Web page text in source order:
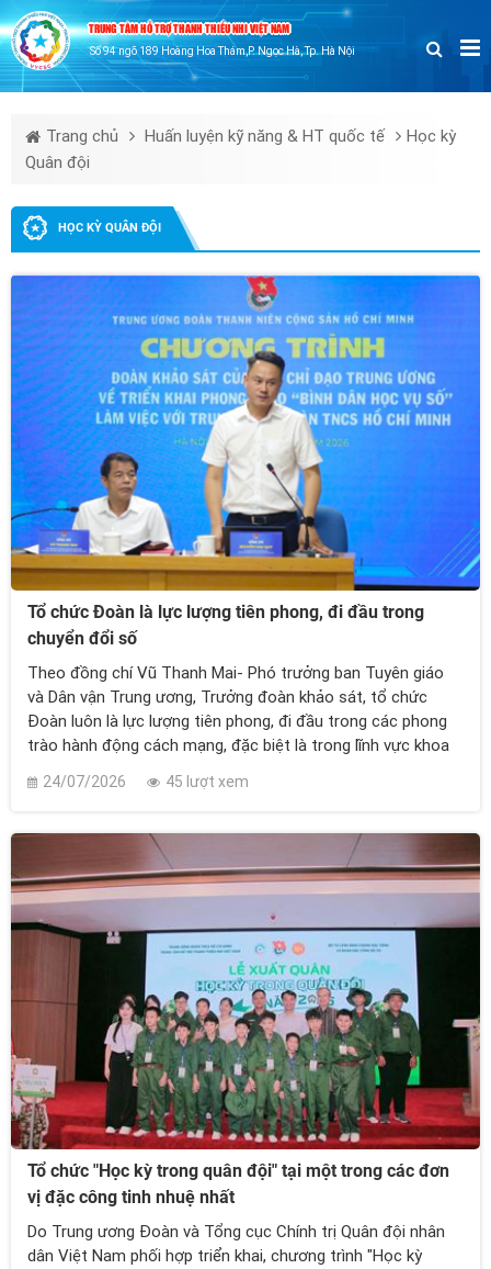
TRUNG TÂM HỖ TRỢ THANH THIẾU NHI VIỆT NAM
Số 94 ngõ 189 Hoàng Hoa Thám,P. Ngọc Hà, Tp. Hà Nội
Trang chủ Huấn luyện kỹ năng & HT quốc tế
Học kỳ
Quân đội
HỌC KỲ QUÂN ĐỘI
Tổ chức Đoàn là lực lượng tiên phong, đi đầu trong
chuyển đổi số
Theo đồng chí Vũ Thanh Mai- Phó trưởng ban Tuyên giáo
và Dân vận Trung ương, Trưởng đoàn khảo sát, tổ chức
Đoàn luôn là lực lượng tiên phong, đi đầu trong các phong
trào hành động cách mạng, đặc biệt là trong lĩnh vực khoa
24/07/2026 45 lượt xem
Tổ chức "Học kỳ trong quân đội" tại một trong các đơn
vị đặc công tinh nhuệ nhất
Do Trung ương Đoàn và Tổng cục Chính trị Quân đội nhân
dân Việt Nam phối hợp triển khai, chương trình "Học kỳ